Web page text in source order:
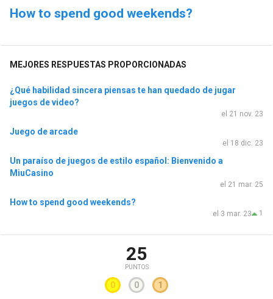
How to spend good weekends?
MEJORES RESPUESTAS PROPORCIONADAS
¿Qué habilidad sincera piensas te han quedado de jugar
juegos de video?
el 21 nov. 23
Juego de arcade
el 18 dic. 23
Un paraíso de juegos de estilo español: Bienvenido a
MiuCasino
el 21 mar. 25
How to spend good weekends?
1
el 3 mar. 23
25
PUNTOS
0 0 1